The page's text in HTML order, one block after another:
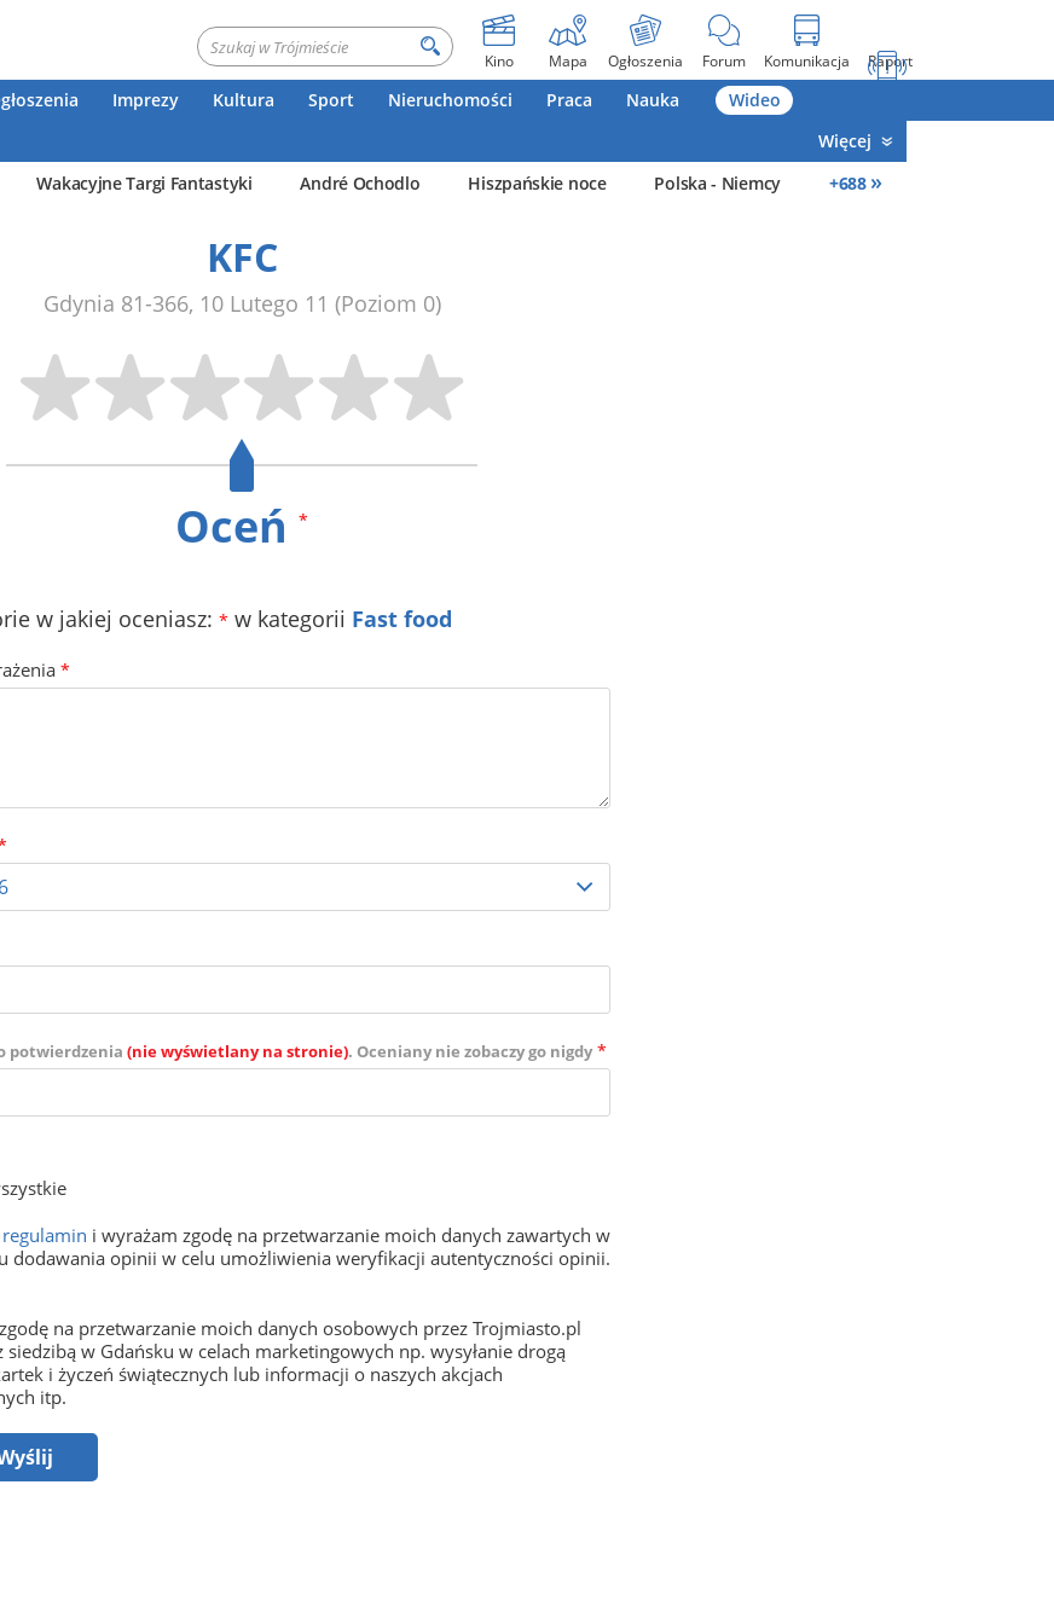
Kino Mapa Ogłoszenia Forum Komunikacja Raport
Imprezy Kultura Sport Nieruchomości Praca Nauka
Wideo
Więcej
Wakacyjne Targi Fantastyki André Ochodlo Hiszpańskie noce Polska - Niemcy +688 »
KFC
Gdynia 81-366, 10 Lutego 11 (Poziom 0)
Oceń *
w jakiej oceniasz: * w kategorii Fast food
*
potwierdzenia (nie wyświetlany na stronie). Oceniany nie zobaczy go nigdy *
regulamin i wyrażam zgodę na przetwarzanie moich danych zawartych w
dodawania opinii w celu umożliwienia weryfikacji autentyczności opinii.
na przetwarzanie moich danych osobowych przez Trojmiasto.pl
siedzibą w Gdańsku w celach marketingowych np. wysyłanie drogą
i życzeń świątecznych lub informacji o naszych akcjach
itp.